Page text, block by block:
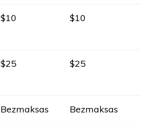
$10 $10
$25 $25
Bezmaksas Bezmaksas